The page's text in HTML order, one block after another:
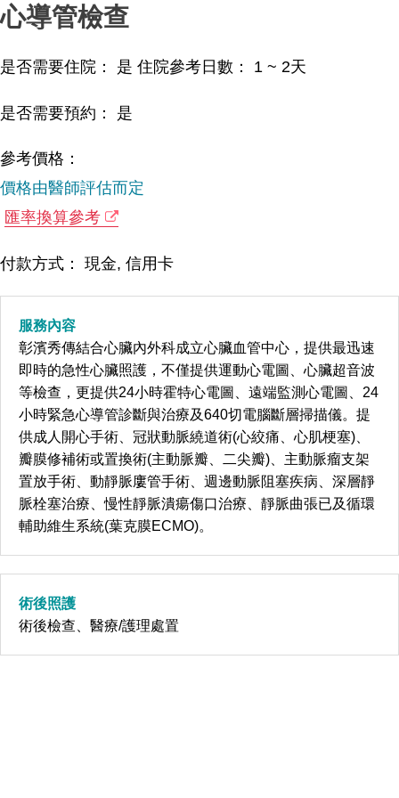
心導管檢查
是否需要住院： 是 住院參考日數： 1 ~ 2天
是否需要預約： 是
參考價格：
價格由醫師評估而定
匯率換算參考
付款方式： 現金, 信用卡
服務內容
彰濱秀傳結合心臟內外科成立心臟血管中心，提供最迅速
即時的急性心臟照護，不僅提供運動心電圖、心臟超音波
等檢查，更提供24小時霍特心電圖、遠端監測心電圖、24
小時緊急心導管診斷與治療及640切電腦斷層掃描儀。提
供成人開心手術、冠狀動脈繞道術(心絞痛、心肌梗塞)、
瓣膜修補術或置換術(主動脈瓣、二尖瓣)、主動脈瘤支架
置放手術、動靜脈廔管手術、週邊動脈阻塞疾病、深層靜
脈栓塞治療、慢性靜脈潰瘍傷口治療、靜脈曲張已及循環
輔助維生系統(葉克膜ECMO)。
術後照護
術後檢查、醫療/護理處置